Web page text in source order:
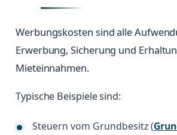
Werbungskosten sind alle
Erwerbung, Sicherung und
Mieteinnahmen.
Typische Beispiele sind:
Steuern vom Grundbesitz (